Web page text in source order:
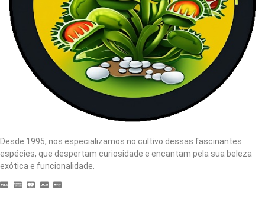
Desde 1995, nos especializamos no cultivo dessas fascinantes
espécies, que despertam curiosidade e encantam pela sua beleza
exótica e funcionalidade.